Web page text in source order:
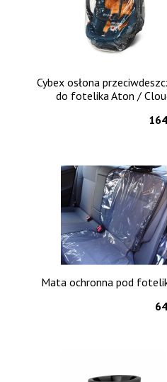
Cybex osłona
do fotelika Aton /
Mata ochronna pod